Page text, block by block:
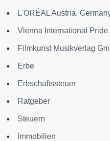
L'ORÉAL Austria,
Vienna International Pride
Filmkunst Musikverlag
Erbe
Erbschaftssteuer
Ratgeber
Steuern
Immobilien